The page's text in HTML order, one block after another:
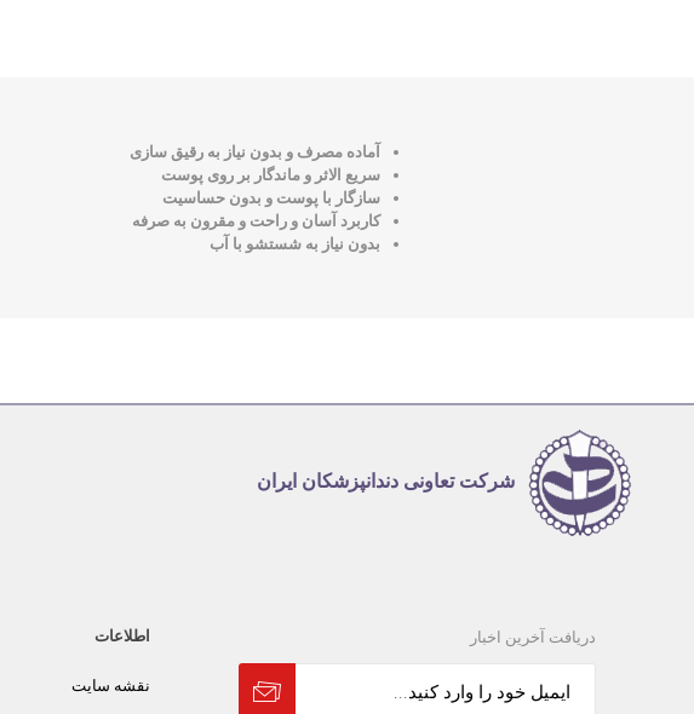
آماده مصرف و بدون نیاز به رقیق سازی
سریع الاثر و ماندگار بر روی پوست
سازگار با پوست و بدون حساسیت
کاربرد آسان و راحت و مقرون به صرفه
بدون نیاز به شستشو با آب
شرکت تعاونی دندانپزشکان ایران
دریافت آخرین اخبار اطلاعات
نقشه سایت